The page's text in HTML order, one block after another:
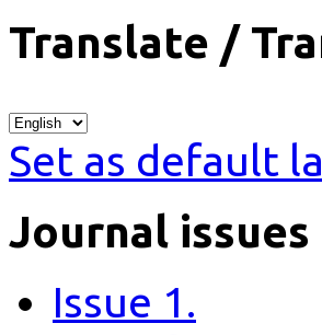
Translate /
Set as default
Journal issues
Issue 1.